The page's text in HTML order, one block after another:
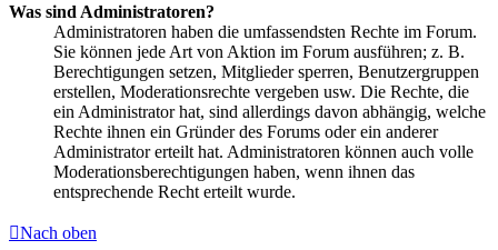
Was sind Administratoren?
Administratoren haben die umfassendsten Rechte im Forum.
Sie können jede Art von Aktion im Forum ausführen; z. B.
Berechtigungen setzen, Mitglieder sperren, Benutzergruppen
erstellen, Moderationsrechte vergeben usw. Die Rechte, die
ein Administrator hat, sind allerdings davon abhängig, welche
Rechte ihnen ein Gründer des Forums oder ein anderer
Administrator erteilt hat. Administratoren können auch volle
Moderationsberechtigungen haben, wenn ihnen das
entsprechende Recht erteilt wurde.
Nach oben